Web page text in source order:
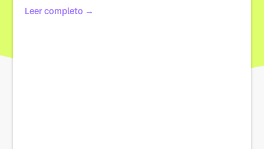
Leer completo →